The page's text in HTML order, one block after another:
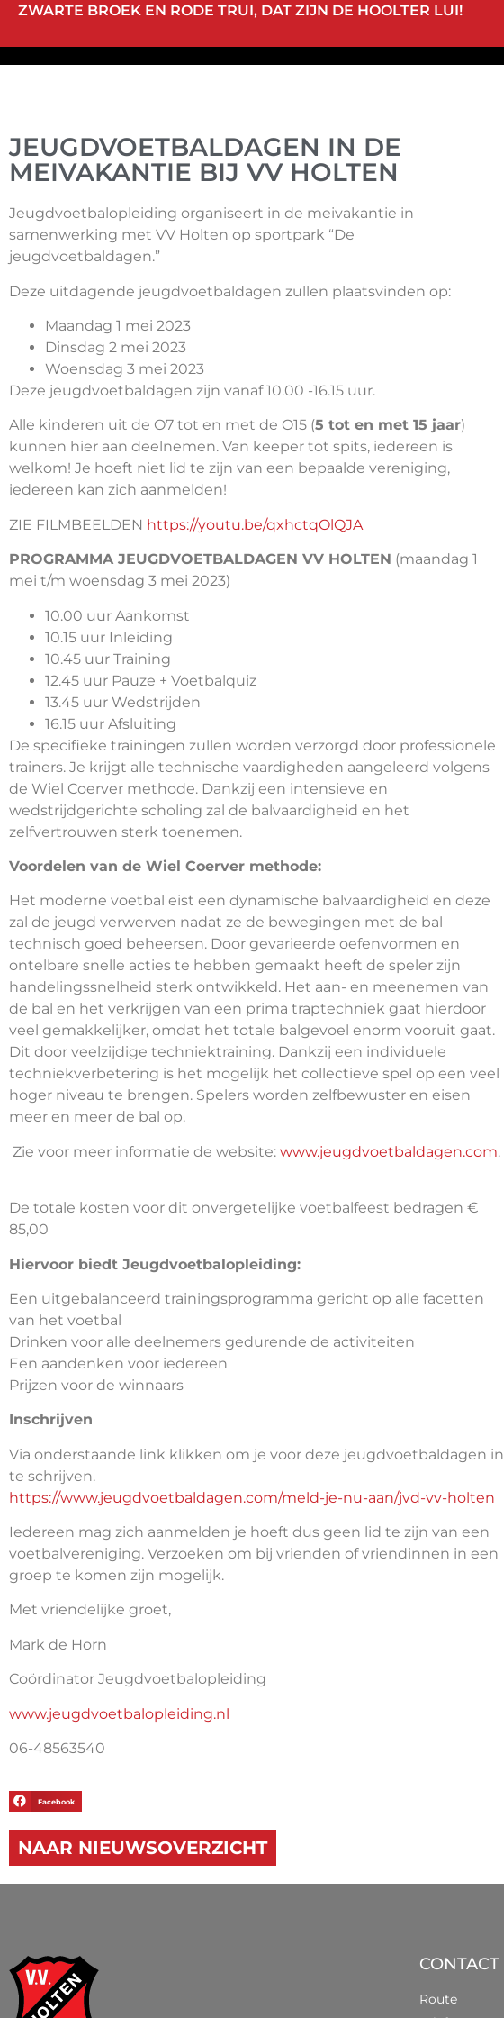
ZWARTE BROEK EN RODE TRUI, DAT ZIJN DE HOOLTER LUI!
JEUGDVOETBALDAGEN IN DE
MEIVAKANTIE BIJ VV HOLTEN
Jeugdvoetbalopleiding organiseert in de meivakantie in
samenwerking met VV Holten op sportpark “De
jeugdvoetbaldagen.”
Deze uitdagende jeugdvoetbaldagen zullen plaatsvinden op:
Maandag 1 mei 2023
Dinsdag 2 mei 2023
Woensdag 3 mei 2023
Deze jeugdvoetbaldagen zijn vanaf 10.00 -16.15 uur.
Alle kinderen uit de O7 tot en met de O15 (5 tot en met 15 jaar)
kunnen hier aan deelnemen. Van keeper tot spits, iedereen is
welkom! Je hoeft niet lid te zijn van een bepaalde vereniging,
iedereen kan zich aanmelden!
ZIE FILMBEELDEN https://youtu.be/qxhctqOlQJA
PROGRAMMA JEUGDVOETBALDAGEN VV HOLTEN (maandag 1
mei t/m woensdag 3 mei 2023)
10.00 uur Aankomst
10.15 uur Inleiding
10.45 uur Training
12.45 uur Pauze + Voetbalquiz
13.45 uur Wedstrijden
16.15 uur Afsluiting
De specifieke trainingen zullen worden verzorgd door professionele
trainers. Je krijgt alle technische vaardigheden aangeleerd volgens
de Wiel Coerver methode. Dankzij een intensieve en
wedstrijdgerichte scholing zal de balvaardigheid en het
zelfvertrouwen sterk toenemen.
Voordelen van de Wiel Coerver methode:
Het moderne voetbal eist een dynamische balvaardigheid en deze
zal de jeugd verwerven nadat ze de bewegingen met de bal
technisch goed beheersen. Door gevarieerde oefenvormen en
ontelbare snelle acties te hebben gemaakt heeft de speler zijn
handelingssnelheid sterk ontwikkeld. Het aan- en meenemen van
de bal en het verkrijgen van een prima traptechniek gaat hierdoor
veel gemakkelijker, omdat het totale balgevoel enorm vooruit gaat.
Dit door veelzijdige techniektraining. Dankzij een individuele
techniekverbetering is het mogelijk het collectieve spel op een veel
hoger niveau te brengen. Spelers worden zelfbewuster en eisen
meer en meer de bal op.
Zie voor meer informatie de website: www.jeugdvoetbaldagen.com.
De totale kosten voor dit onvergetelijke voetbalfeest bedragen €
85,00
Hiervoor biedt Jeugdvoetbalopleiding:
Een uitgebalanceerd trainingsprogramma gericht op alle facetten
van het voetbal
Drinken voor alle deelnemers gedurende de activiteiten
Een aandenken voor iedereen
Prijzen voor de winnaars
Inschrijven
Via onderstaande link klikken om je voor deze jeugdvoetbaldagen in
te schrijven.
https://www.jeugdvoetbaldagen.com/meld-je-nu-aan/jvd-vv-holten
Iedereen mag zich aanmelden je hoeft dus geen lid te zijn van een
voetbalvereniging. Verzoeken om bij vrienden of vriendinnen in een
groep te komen zijn mogelijk.
Met vriendelijke groet,
Mark de Horn
Coördinator Jeugdvoetbalopleiding
www.jeugdvoetbalopleiding.nl
06-48563540
Facebook
NAAR NIEUWSOVERZICHT
CONTACT
Route